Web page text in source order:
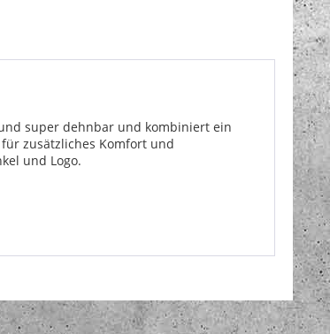
und super dehnbar und kombiniert ein
zusätzliches Komfort und
und Logo.